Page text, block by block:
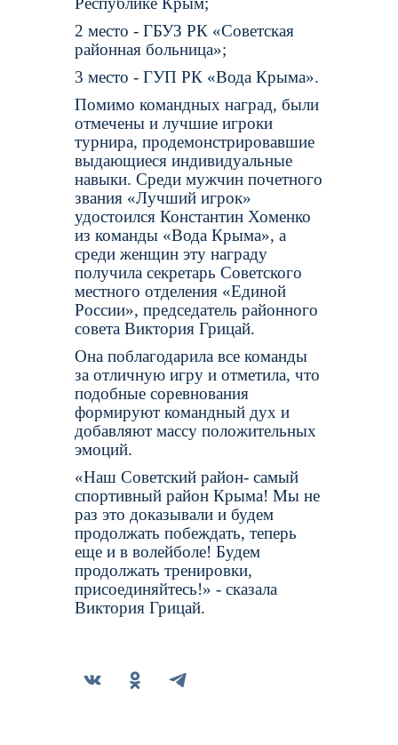
2 место - ГБУЗ РК «Советская
районная больница»;
3 место - ГУП РК «Вода Крыма».
Помимо командных наград, были
отмечены и лучшие игроки
турнира, продемонстрировавшие
выдающиеся индивидуальные
навыки. Среди мужчин почетного
звания «Лучший игрок»
удостоился Константин Хоменко
из команды «Вода Крыма», а
среди женщин эту награду
получила секретарь Советского
местного отделения «Единой
России», председатель районного
совета Виктория Грицай.
Она поблагодарила все команды
за отличную игру и отметила, что
подобные соревнования
формируют командный дух и
добавляют массу положительных
эмоций.
«Наш Советский район- самый
спортивный район Крыма! Мы не
раз это доказывали и будем
продолжать побеждать, теперь
еще и в волейболе! Будем
продолжать тренировки,
присоединяйтесь!» - сказала
Виктория Грицай.